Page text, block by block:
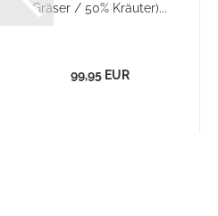
Gräser / 50% Kräuter)...
99,95 EUR